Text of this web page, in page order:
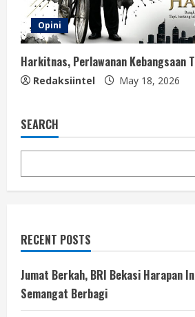
Opini
Harkitnas, Perlawanan Kebangsaan
Redaksiintel May 18, 2026
SEARCH
RECENT POSTS
Jumat Berkah, BRI Bekasi Harapan
Semangat Berbagi